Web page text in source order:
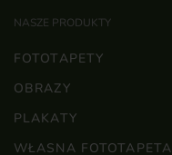
NASZE PRODUKTY
FOTOTAPETY
OBRAZY
PLAKATY
WŁASNA FOTOTAPETA